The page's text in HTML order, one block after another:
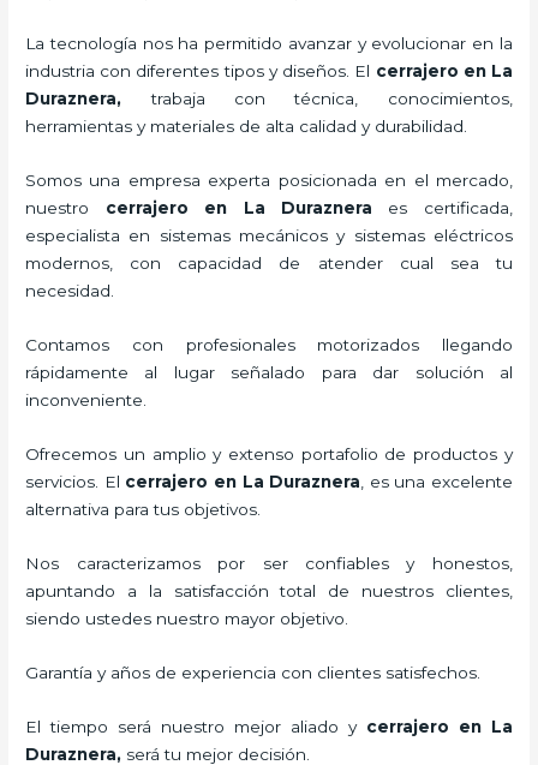
La tecnología nos ha permitido avanzar y evolucionar en la
industria con diferentes tipos y diseños. El cerrajero en La
Duraznera,trabaja con técnica, conocimientos,
herramientas y materiales de alta calidad y durabilidad.
Somos una empresa experta posicionada en el mercado,
nuestro cerrajero en La Duraznera es certificada,
especialista en sistemas mecánicos y sistemas eléctricos
modernos, con capacidad de atender cual sea tu
necesidad.
Contamos con profesionales motorizados llegando
rápidamente al lugar señalado para dar solución al
inconveniente.
Ofrecemos un amplio y extenso portafolio de productos y
servicios. El cerrajero en La Duraznera , es una excelente
alternativa para tus objetivos.
Nos caracterizamos por ser confiables y honestos,
apuntando a la satisfacción total de nuestros clientes,
siendo ustedes nuestro mayor objetivo.
Garantía y años de experiencia con clientes satisfechos.
El tiempo será nuestro mejor aliado y cerrajero en La
Duraznera, será tu mejor decisión.